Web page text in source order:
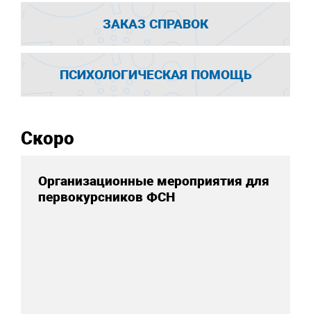
ЗАКАЗ СПРАВОК
ПСИХОЛОГИЧЕСКАЯ ПОМОЩЬ
Скоро
Организационные мероприятия для
первокурсников ФСН